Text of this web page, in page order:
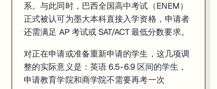
系。与此同时，巴西全国高中考试（ENEM）
正式被认可为墨大本科直接入学资格，申请者
还需满足 AP 考试或 SAT/ACT 最低分数要求。
对正在申请或准备重新申请的学生，这几项调
整的实际意义是：英语 6.5-6.9 区间的学生，
申请教育学院和商学院不需要再考一次